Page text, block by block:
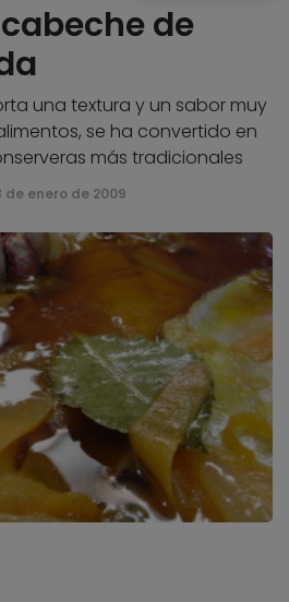
de
una textura y un sabor muy
se ha convertido en
más tradicionales
de enero de 2009